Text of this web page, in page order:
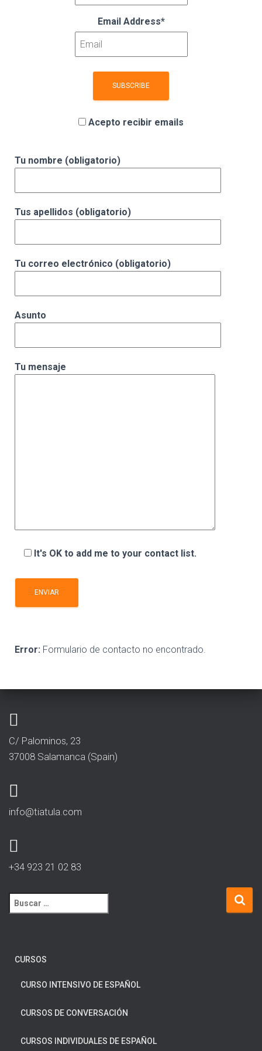
Email Address*
Acepto recibir emails
Tu nombre (obligatorio)
Tus apellidos (obligatorio)
Tu correo electrónico (obligatorio)
Asunto
Tu mensaje
It's OK to add me to your contact list.
Error: Formulario de contacto no encontrado.
C/ Palominos, 23
37008 Salamanca (Spain)
info@tiatula.com
+34 923 21 02 83
CURSOS
CURSO INTENSIVO DE ESPAÑOL
CURSOS DE CONVERSACIÓN
CURSOS INDIVIDUALES DE ESPAÑOL